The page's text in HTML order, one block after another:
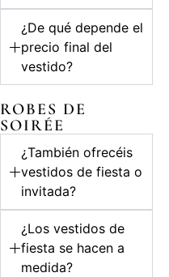
¿De qué depende el
precio final del
vestido?
ROBES DE
SOIRÉE
¿También ofrecéis
vestidos de fiesta o
invitada?
¿Los vestidos de
fiesta se hacen a
medida?